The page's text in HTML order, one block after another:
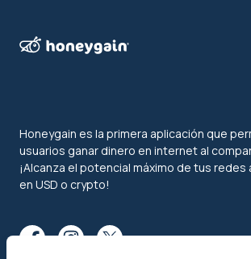
Honeygain es la primera aplicación que
usuarios ganar dinero en internet al
¡Alcanza el potencial máximo de tus redes
en USD o crypto!